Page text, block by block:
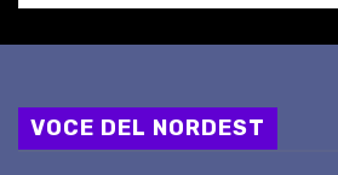
VOCE DEL NORDEST